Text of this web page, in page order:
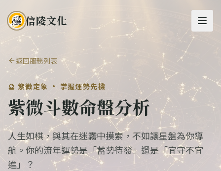
信陵文化
返回服務列表
🔮 紫微定象 · 掌握運勢先機
紫微斗數命盤分析
人生如棋，與其在迷霧中摸索，不如讓星盤為你導
航。你的流年運勢是「蓄勢待發」還是「宜守不宜
進」？